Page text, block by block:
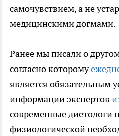
самочувствием, а не
медицинскими догмами.
Ранее мы писали о
согласно которому
является обязательным
информации экспертов
современные диетологи
физиологической